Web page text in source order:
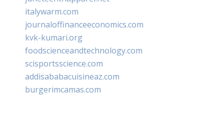
italywarm.com
journaloffinanceeconomics.com
kvk-kumari.org
foodscienceandtechnology.com
scisportsscience.com
addisababacuisineaz.com
burgerimcamas.com